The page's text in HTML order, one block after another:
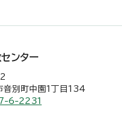
ンター
音別町中園1丁目134
6-2231